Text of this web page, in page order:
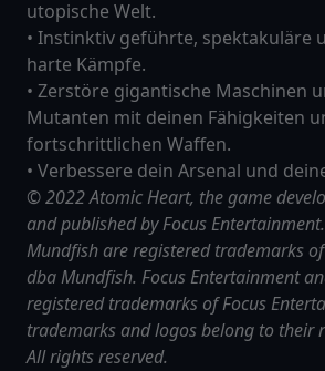
utopische Welt.
• Instinktiv geführte, spektakuläre
harte Kämpfe.
• Zerstöre gigantische Maschinen
Mutanten mit deinen Fähigkeiten
fortschrittlichen Waffen.
• Verbessere dein Arsenal und
© 2022 Atomic Heart, the game
and published by Focus
Mundfish are registered trademarks
dba Mundfish. Focus Entertainment
registered trademarks of Focus
trademarks and logos belong to their
All rights reserved.